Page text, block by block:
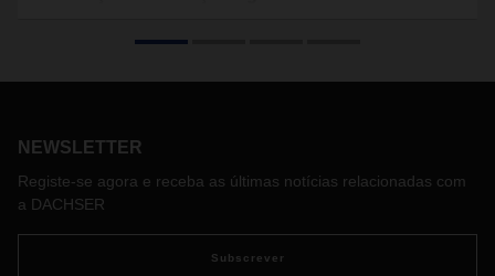
Coronavírus, verificou-se uma mudança significativa nos
vez mais ao comércio online. Neste sentido, evidencia-se
to Consumer), tipologia de entrega que se está a tornar
NEWSLETTER
Registe-se agora e receba as últimas notícias relacionadas com
a DACHSER
Subscrever